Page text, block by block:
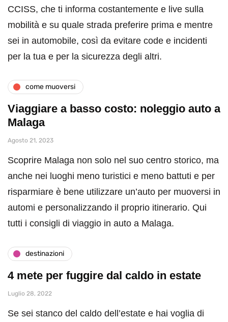
CCISS, che ti informa costantemente e live sulla
mobilità e su quale strada preferire prima e mentre
sei in automobile, così da evitare code e incidenti
per la tua e per la sicurezza degli altri.
come muoversi
Viaggiare a basso costo: noleggio auto a
Malaga
Agosto 21, 2023
Scoprire Malaga non solo nel suo centro storico, ma
anche nei luoghi meno turistici e meno battuti e per
risparmiare è bene utilizzare un’auto per muoversi in
automi e personalizzando il proprio itinerario. Qui
tutti i consigli di viaggio in auto a Malaga.
destinazioni
4 mete per fuggire dal caldo in estate
Luglio 28, 2022
Se sei stanco del caldo dell’estate e hai voglia di